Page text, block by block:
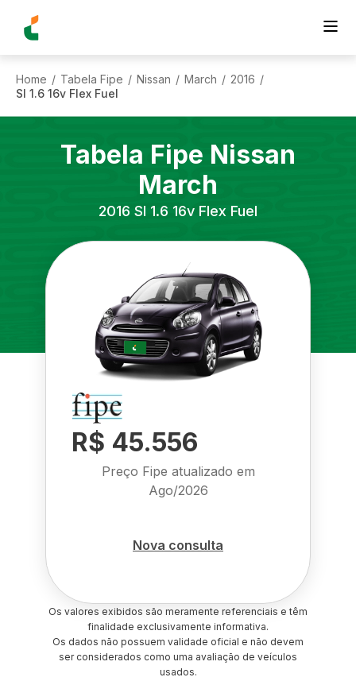
Home / Tabela Fipe / Nissan / March / 2016 /
Sl 1.6 16v Flex Fuel
Tabela Fipe Nissan
March
2016 Sl 1.6 16v Flex Fuel
R$ 45.556
Preço Fipe atualizado em
Ago/2026
Nova consulta
Os valores exibidos são meramente referenciais e têm
finalidade exclusivamente informativa.
Os dados não possuem validade oficial e não devem
ser considerados como uma avaliação de veículos
usados.